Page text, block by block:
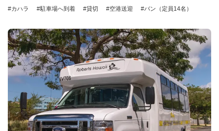
*ADA（アメリカの障害者法に基づく配慮）：車椅子のアシスタントが利用可
知らせください。ご利用可能な車両に限りがあるため、ADA対応の車両の予
約はサービス提供日時の最低7日前までに行う必要があります。障害のある旅
行者のニーズに対応するため努めてまいります。 電動車椅子やスクーターの
場合：車椅子とお客様の合計重量は500ポンド(226kg)を超えてはいけませ
ん。利用可能なプラットフォームの寸法は48インチ(121cm)×30インチ
(76cm)です。また、ドライバーが荷室に運ぶことのできる最大重量は50ポン
ド(22kg)です。ご理解とご協力をお願いいたします。
カハラ 駐車場へ到着 貸切 空港送迎 バン（定員14名）